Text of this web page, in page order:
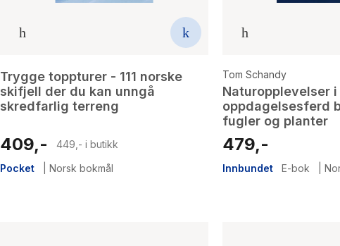
Trygge toppturer - 111 norske
skifjell der du kan unngå
skredfarlig terreng
409,-
449,- i butikk
Pocket
Norsk bokmål
Tom Schandy
Naturopplevelser
oppdagelsesferd
fugler og planter
479,-
Innbundet E-bok